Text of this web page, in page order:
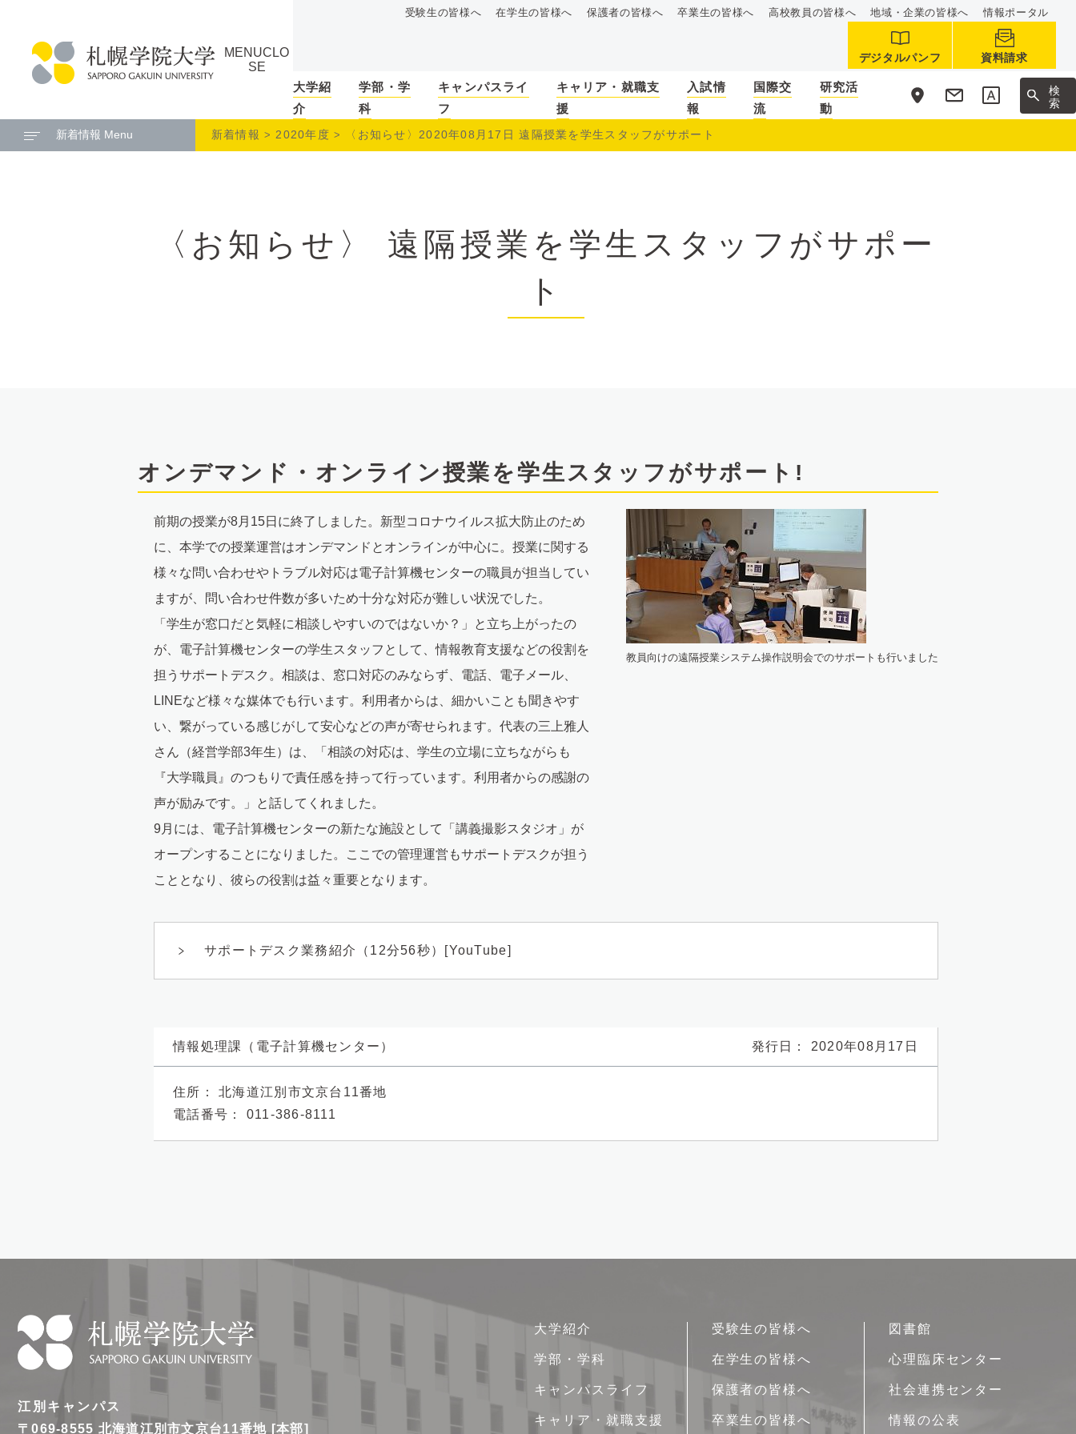
ュ
幌
学
MENUCLO
SE
受験生の皆様へ 在学生の皆様へ 保護者の皆様へ 卒業生の皆様へ 高校教員の皆様へ 地域・企業の皆様へ 情報ポータル
デジタルパンフ 資料請求
大学紹
介
学部・学
科
キャンパスライ
フ
キャリア・就職支
援
入試情
報
国際交
流
研究活
動
サ
イ
ト
内
検
索
新着情報 Menu 新着情報 2020年度 〈お知らせ〉2020年08月17日 遠隔授業を学生スタッフがサポート
〈お知らせ〉 遠隔授業を学生スタッフがサポー
ト
オンデマンド・オンライン授業を学生スタッフがサポート!
前期の授業が8月15日に終了しました。新型コロナウイルス拡大防止のため
に、本学での授業運営はオンデマンドとオンラインが中心に。授業に関する
様々な問い合わせやトラブル対応は電子計算機センターの職員が担当してい
ますが、問い合わせ件数が多いため十分な対応が難しい状況でした。
「学生が窓口だと気軽に相談しやすいのではないか？」と立ち上がったの
が、電子計算機センターの学生スタッフとして、情報教育支援などの役割を
担うサポートデスク。相談は、窓口対応のみならず、電話、電子メール、
LINEなど様々な媒体でも行います。利用者からは、細かいことも聞きやす
い、繋がっている感じがして安心などの声が寄せられます。代表の三上雅人
さん（経営学部3年生）は、「相談の対応は、学生の立場に立ちながらも
『大学職員』のつもりで責任感を持って行っています。利用者からの感謝の
声が励みです。」と話してくれました。
9月には、電子計算機センターの新たな施設として「講義撮影スタジオ」が
オープンすることになりました。ここでの管理運営もサポートデスクが担う
こととなり、彼らの役割は益々重要となります。
教員向けの遠隔授業システム操作説明会でのサポートも行いました
サポートデスク業務紹介（12分56秒）[YouTube]
発行日： 2020年08月17日
情報処理課（電子計算機センター）
住所：
北海道江別市文京台11番地
電話番号：
011-386-8111
幌
学
江別キャンパス
〒069-8555 北海道江別市文京台11番地 [本部]
サ
イ
マ
ッ
大学紹介
学部・学科
キャンパスライフ
キャリア・就職支援
受験生の皆様へ
在学生の皆様へ
保護者の皆様へ
卒業生の皆様へ
図書館
心理臨床センター
社会連携センター
情報の公表
ッ